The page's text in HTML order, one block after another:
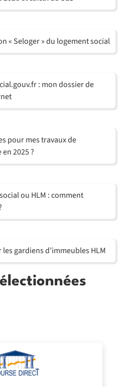
« Seloger » du logement social
: mon dossier de
pour mes travaux de
2025 ?
ou HLM : comment
gardiens d’immeubles HLM